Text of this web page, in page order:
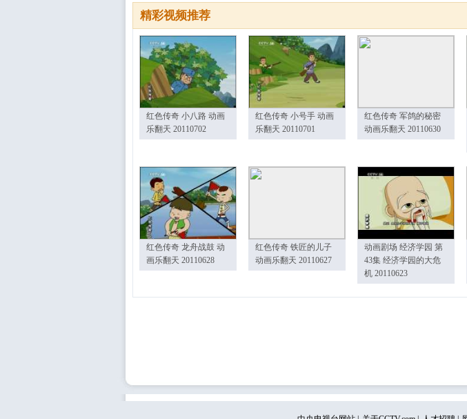
精彩视频推荐
红色传奇 小八路 动画
乐翻天 20110702
红色传奇 小号手 动画
乐翻天 20110701
红色传奇 军鸽的秘密
动画乐翻天 20110630
红色传奇 龙舟战鼓 动
画乐翻天 20110628
红色传奇 铁匠的儿子
动画乐翻天 20110627
动画剧场 经济学园 第
43集 经济学园的大危
机 20110623